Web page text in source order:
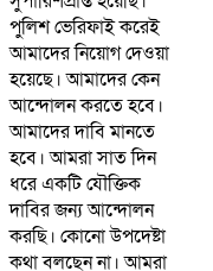
পুলিশ ভেরিফাই করেই
আমাদের নিয়োগ দেওয়া
হয়েছে। আমাদের কেন
আন্দোলন করতে হবে।
আমাদের দাবি মানতে
হবে। আমরা সাত দিন
ধরে একটি যৌক্তিক
দাবির জন্য আন্দোলন
করছি। কোনো উপদেষ্টা
কথা বলছেন না। আমরা